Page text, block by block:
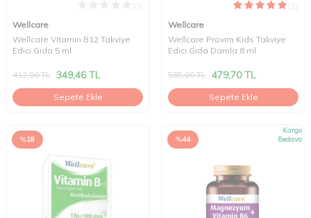
Wellcare
Wellcare Vitamin B12 Takviye
Edici Gıda 5 ml
412,00TL 349,46TL
Sepete Ekle
Wellcare
Wellcare Provim Kids Takviye
Edici Gıda Damla 8 ml
585,00TL 479,70TL
Sepete Ekle
%18 %44
Kargo
Bedava